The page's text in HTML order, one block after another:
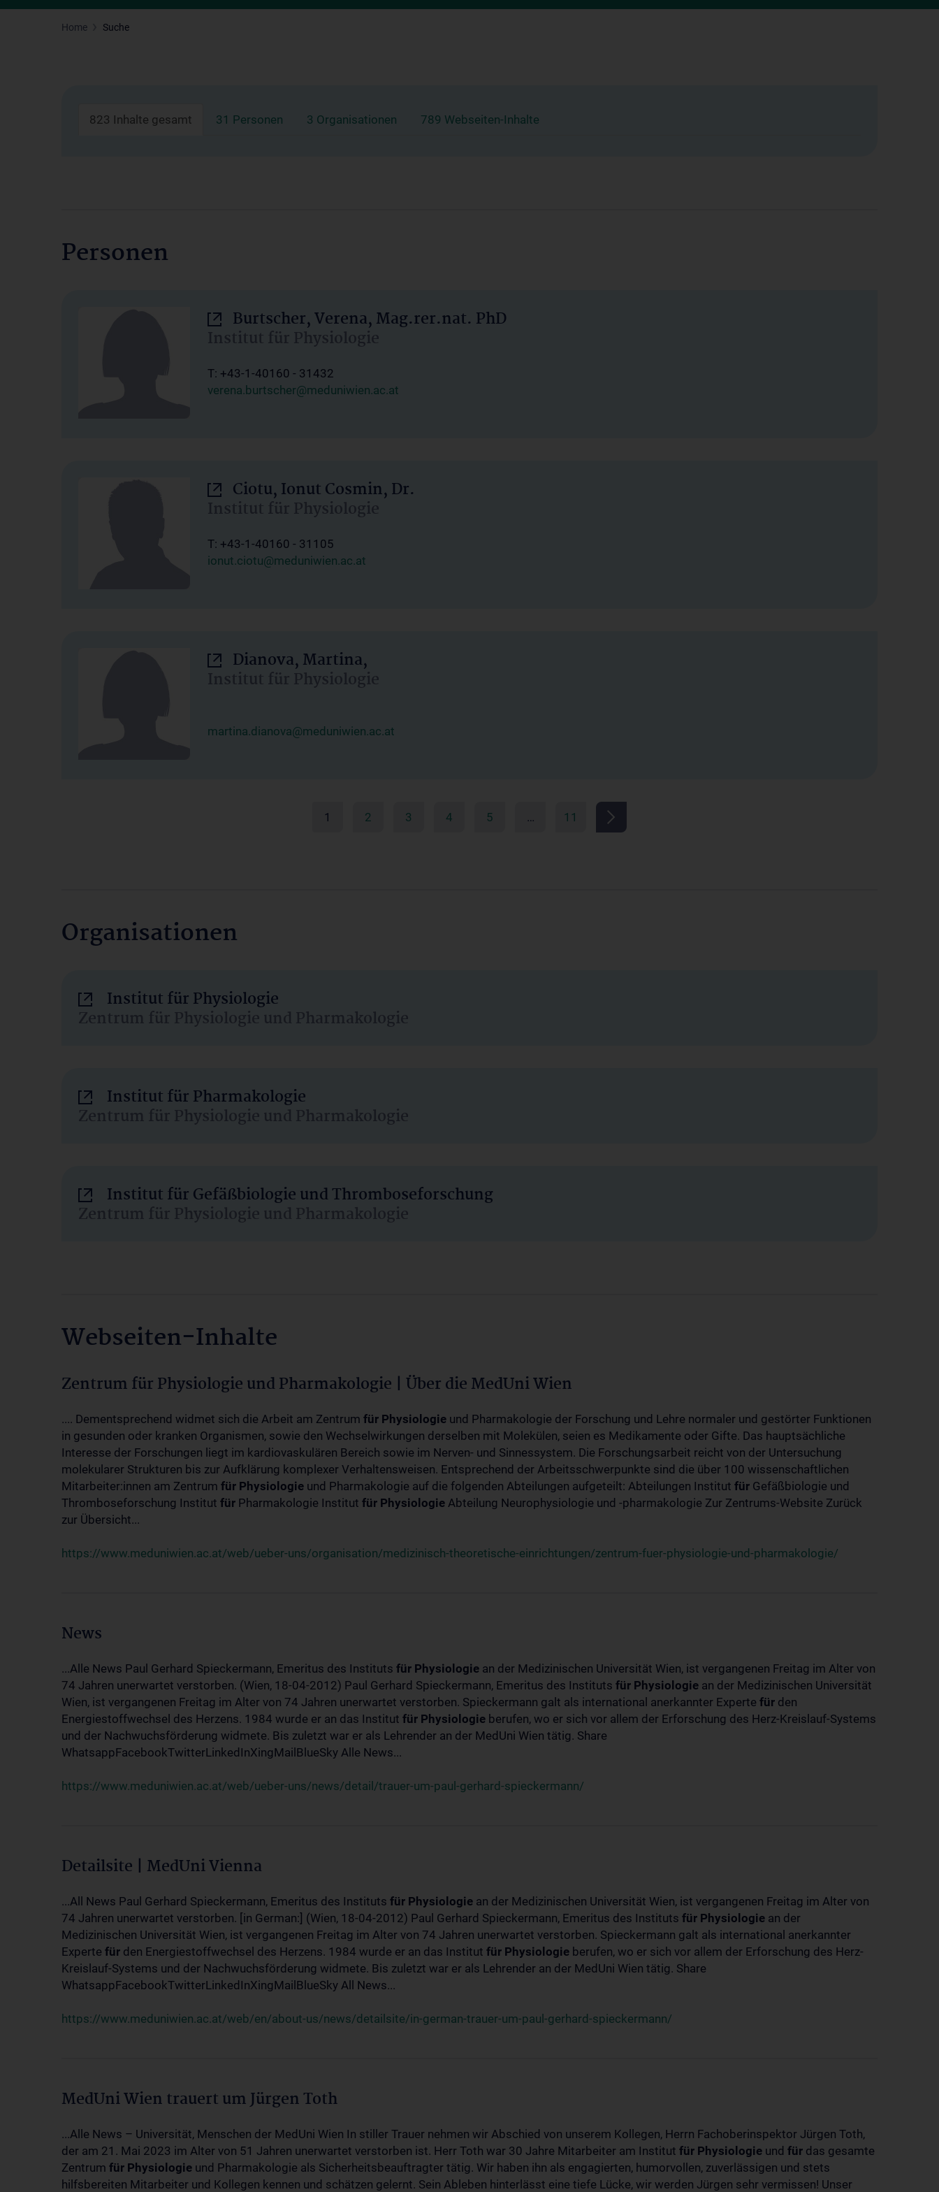
Home Suche
823 Inhalte gesamt 31 Personen 3 Organisationen 789 Webseiten-Inhalte
Personen
Burtscher, Verena, Mag.rer.nat. PhD
Institut für Physiologie
T: +43-1-40160 - 31432
verena.burtscher@meduniwien.ac.at
Ciotu, Ionut Cosmin, Dr.
Institut für Physiologie
T: +43-1-40160 - 31105
ionut.ciotu@meduniwien.ac.at
Dianova, Martina,
Institut für Physiologie
martina.dianova@meduniwien.ac.at
1 2 3 4 5 … 11
Organisationen
Institut für Physiologie
Zentrum für Physiologie und Pharmakologie
Institut für Pharmakologie
Zentrum für Physiologie und Pharmakologie
Institut für Gefäßbiologie und Thromboseforschung
Zentrum für Physiologie und Pharmakologie
Webseiten-Inhalte
Zentrum für Physiologie und Pharmakologie | Über die MedUni Wien
.... Dementsprechend widmet sich die Arbeit am Zentrum für Physiologie und Pharmakologie der Forschung und Lehre normaler und gestörter Funktionen
in gesunden oder kranken Organismen, sowie den Wechselwirkungen derselben mit Molekülen, seien es Medikamente oder Gifte. Das hauptsächliche
Interesse der Forschungen liegt im kardiovaskulären Bereich sowie im Nerven- und Sinnessystem. Die Forschungsarbeit reicht von der Untersuchung
molekularer Strukturen bis zur Aufklärung komplexer Verhaltensweisen. Entsprechend der Arbeitsschwerpunkte sind die über 100 wissenschaftlichen
Mitarbeiter:innen am Zentrum für Physiologie und Pharmakologie auf die folgenden Abteilungen aufgeteilt: Abteilungen Institut für Gefäßbiologie und
Thromboseforschung Institut für Pharmakologie Institut für Physiologie Abteilung Neurophysiologie und -pharmakologie Zur Zentrums-Website Zurück
zur Übersicht...
https://www.meduniwien.ac.at/web/ueber-uns/organisation/medizinisch-theoretische-einrichtungen/zentrum-fuer-physiologie-und-pharmakologie/
News
...Alle News Paul Gerhard Spieckermann, Emeritus des Instituts für Physiologie an der Medizinischen Universität Wien, ist vergangenen Freitag im Alter von
74 Jahren unerwartet verstorben. (Wien, 18-04-2012) Paul Gerhard Spieckermann, Emeritus des Instituts für Physiologie an der Medizinischen Universität
Wien, ist vergangenen Freitag im Alter von 74 Jahren unerwartet verstorben. Spieckermann galt als international anerkannter Experte für den
Energiestoffwechsel des Herzens. 1984 wurde er an das Institut für Physiologie berufen, wo er sich vor allem der Erforschung des Herz-Kreislauf-Systems
und der Nachwuchsförderung widmete. Bis zuletzt war er als Lehrender an der MedUni Wien tätig. Share
WhatsappFacebookTwitterLinkedInXingMailBlueSky Alle News...
https://www.meduniwien.ac.at/web/ueber-uns/news/detail/trauer-um-paul-gerhard-spieckermann/
Detailsite | MedUni Vienna
...All News Paul Gerhard Spieckermann, Emeritus des Instituts für Physiologie an der Medizinischen Universität Wien, ist vergangenen Freitag im Alter von
74 Jahren unerwartet verstorben. [in German:] (Wien, 18-04-2012) Paul Gerhard Spieckermann, Emeritus des Instituts für Physiologie an der
Medizinischen Universität Wien, ist vergangenen Freitag im Alter von 74 Jahren unerwartet verstorben. Spieckermann galt als international anerkannter
Experte für den Energiestoffwechsel des Herzens. 1984 wurde er an das Institut für Physiologie berufen, wo er sich vor allem der Erforschung des Herz-
Kreislauf-Systems und der Nachwuchsförderung widmete. Bis zuletzt war er als Lehrender an der MedUni Wien tätig. Share
WhatsappFacebookTwitterLinkedInXingMailBlueSky All News...
https://www.meduniwien.ac.at/web/en/about-us/news/detailsite/in-german-trauer-um-paul-gerhard-spieckermann/
MedUni Wien trauert um Jürgen Toth
...Alle News – Universität, Menschen der MedUni Wien In stiller Trauer nehmen wir Abschied von unserem Kollegen, Herrn Fachoberinspektor Jürgen Toth,
der am 21. Mai 2023 im Alter von 51 Jahren unerwartet verstorben ist. Herr Toth war 30 Jahre Mitarbeiter am Institut für Physiologie und für das gesamte
Zentrum für Physiologie und Pharmakologie als Sicherheitsbeauftragter tätig. Wir haben ihn als engagierten, humorvollen, zuverlässigen und stets
hilfsbereiten Mitarbeiter und Kollegen kennen und schätzen gelernt. Sein Ableben hinterlässt eine tiefe Lücke, wir werden Jürgen sehr vermissen! Unser